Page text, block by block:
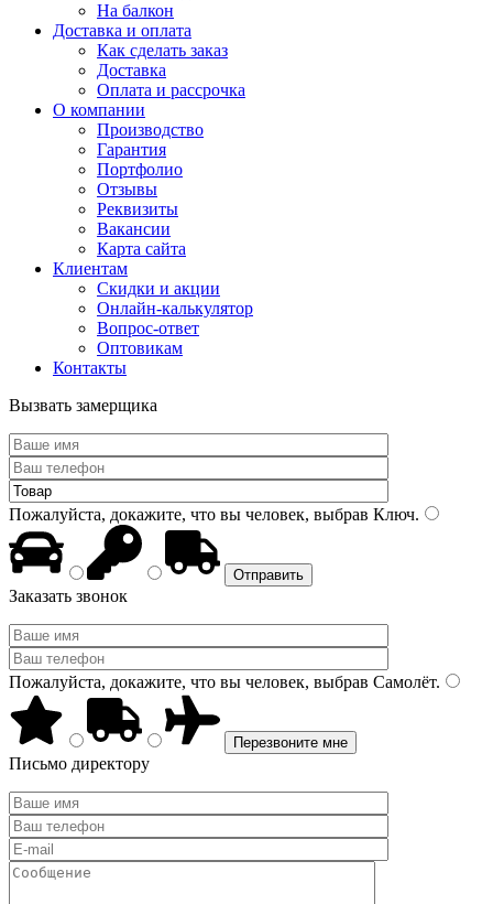
На балкон
Доставка и оплата
Как сделать заказ
Доставка
Оплата и рассрочка
О компании
Производство
Гарантия
Портфолио
Отзывы
Реквизиты
Вакансии
Карта сайта
Клиентам
Скидки и акции
Онлайн-калькулятор
Вопрос-ответ
Оптовикам
Контакты
Вызвать замерщика
Пожалуйста, докажите, что вы человек, выбрав Ключ.
Заказать звонок
Пожалуйста, докажите, что вы человек, выбрав Самолёт.
Письмо директору